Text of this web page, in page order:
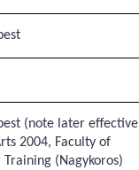
(note later effective
2004, Faculty of
(Nagykoros)